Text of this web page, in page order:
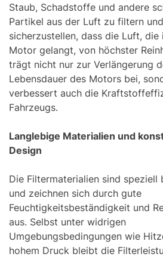
Staub, Schadstoffe und andere
Partikel aus der Luft zu filtern und
sicherzustellen, dass die Luft, die
Motor gelangt, von höchster
trägt nicht nur zur Verlängerung
Lebensdauer des Motors bei,
verbessert auch die
Fahrzeugs.
Langlebige Materialien und
Design
Die Filtermaterialien sind speziell
und zeichnen sich durch gute
Feuchtigkeitsbeständigkeit und
aus. Selbst unter widrigen
Umgebungsbedingungen wie
hohem Druck bleibt die